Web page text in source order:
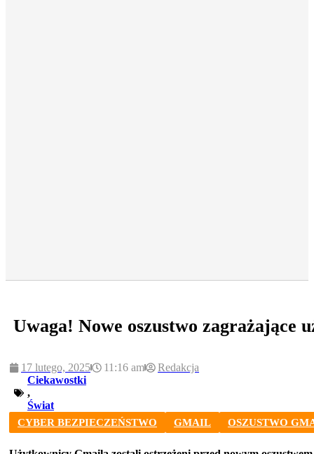
Uwaga! Nowe oszustwo zagrażające
17 lutego, 2025 11:16 am
Redakcja
Ciekawostki
,
Świat
CYBER BEZPIECZEŃSTWO GMAIL OSZUSTWO